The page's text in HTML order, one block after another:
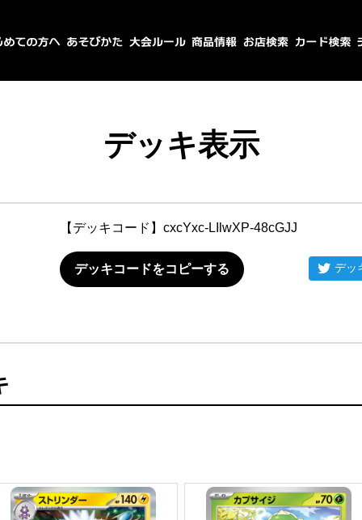
デッキ表示
【デッキコード】 cxcYxc-LIlwXP-48cGJJ
デッキコードをコピーする デッ